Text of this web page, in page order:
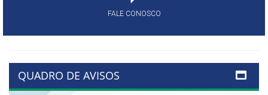
FALE CONOSCO
QUADRO DE AVISOS